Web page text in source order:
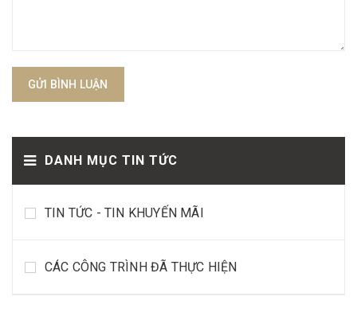
DANH MỤC TIN TỨC
TIN TỨC - TIN KHUYẾN MÃI
CÁC CÔNG TRÌNH ĐÃ THỰC HIỆN
GỬI BÌNH LUẬN